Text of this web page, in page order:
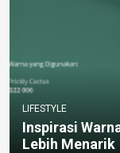
LIFESTYLE
Inspirasi
Lebih Menarik